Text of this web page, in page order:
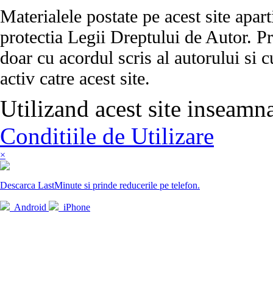
Materialele postate pe acest site
protectia Legii Dreptului de Autor.
doar cu acordul scris al autorului si
activ catre acest site.
Utilizand acest site
Conditiile de Utilizare
×
Descarca LastMinute si prinde reducerile pe telefon.
Android iPhone